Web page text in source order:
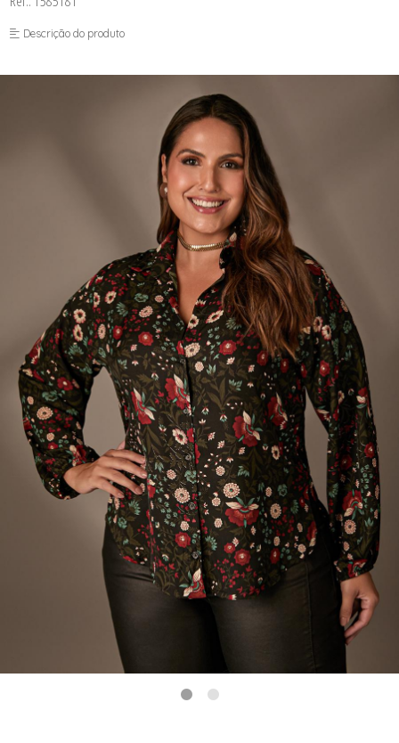
LONGO-AGOSTO I-
MACAC-AGOSTO I-
Descrição do produto